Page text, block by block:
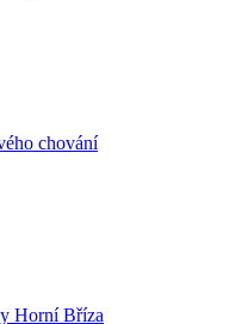
chování
Horní Bříza